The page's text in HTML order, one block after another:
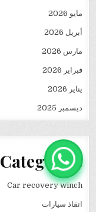
مايو 2026
أبريل 2026
مارس 2026
فبراير 2026
يناير 2026
ديسمبر 2025
Categories
Car recovery winch
انقاذ سيارات